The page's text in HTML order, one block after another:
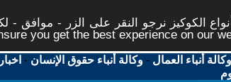
الكوكيز نرجو النقر على الزر - موافق -
you get the best experience on our
وكالة أنباء العمال -وكالة أنباء حقوق الإنسان -